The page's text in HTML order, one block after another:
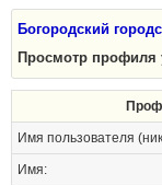
Богородский
Просмотр профиля
Имя пользователя
Имя: